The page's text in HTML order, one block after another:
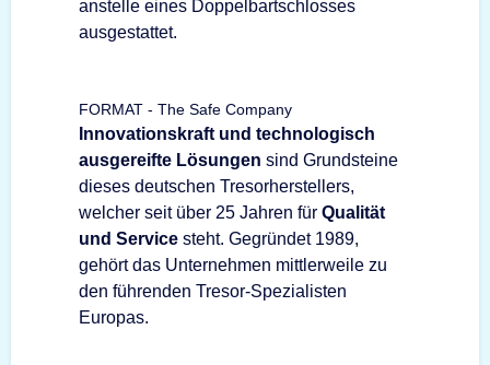
anstelle eines Doppelbartschlosses
ausgestattet.
FORMAT - The Safe Company
Innovationskraft und technologisch
ausgereifte Lösungen sind Grundsteine
dieses deutschen Tresorherstellers,
welcher seit über 25 Jahren für Qualität
und Service steht. Gegründet 1989,
gehört das Unternehmen mittlerweile zu
den führenden Tresor-Spezialisten
Europas.